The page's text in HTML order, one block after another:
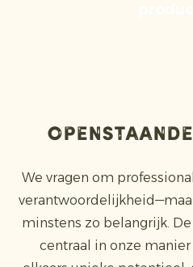
We vragen om
minstens zo belangrijk. De
centraal in onze